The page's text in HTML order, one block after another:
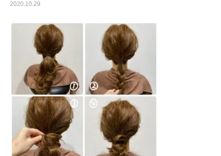
2020.10.29